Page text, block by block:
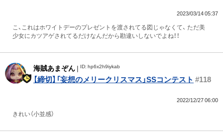
2023/03/14 05:37
こ、これはホワイトデーのプレゼントを渡されてる図じゃなくて、 ただ美
少女にカツアゲされてるだけなんだから勘違いしないでよね！！
海賊あまぞん | ID: hp6x2h9iykab
【締切】「妄想のメリークリスマス」SSコンテスト #118
2022/12/27 06:00
きれい（小並感）